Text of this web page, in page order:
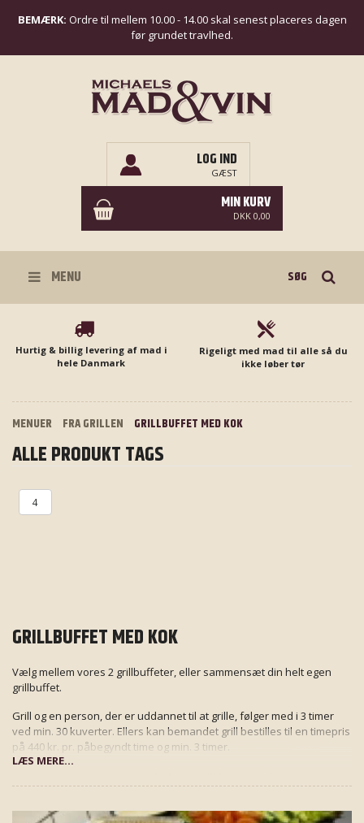
BEMÆRK: Ordre til mellem 10.00 - 14.00 skal senest placeres dagen
før grundet travlhed.
LOG IND
GÆST
MIN KURV
DKK 0,00
MENU
Hurtig & billig levering af mad i
hele Danmark
Rigeligt med mad til alle så du
ikke løber tør
MENUER FRA GRILLEN GRILLBUFFET MED KOK
ALLE PRODUKT TAGS
4
GRILLBUFFET MED KOK
Vælg mellem vores 2 grillbuffeter, eller sammensæt din helt egen
grillbuffet.
Grill og en person, der er uddannet til at grille, følger med i 3 timer
ved min. 30 kuverter. Ellers kan bemandet grill bestilles til en timepris
på 440 kr. pr. påbegyndt time og min. 3 timer.
LÆS MERE...